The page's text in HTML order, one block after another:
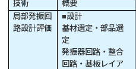
技術 概要
局部発振回
路設計評価
■設計
基材選定・部品選
定
発振器回路・整合
回路・基板レイア